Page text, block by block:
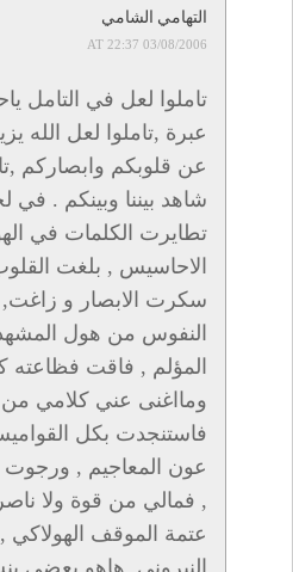
التهامي الشامي
03/08/2006 AT 22:37
تاملوا لعل في التامل
عبرة ,تاملوا لعل الله
عن قلوبكم وابصاركم
شاهد بيننا وبينكم . في
تطايرت الكلمات في
الاحاسيس , بلغت
سكرت الابصار و
النفوس من هول
المؤلم , فاقت فظاعته
ومااغنى عني كلامي من
فاستنجدت بكل
عون المعاجيم ,
, فمالي من قوة ولا
عتمة الموقف الهولاكي
النيروني. هاهو بعضي